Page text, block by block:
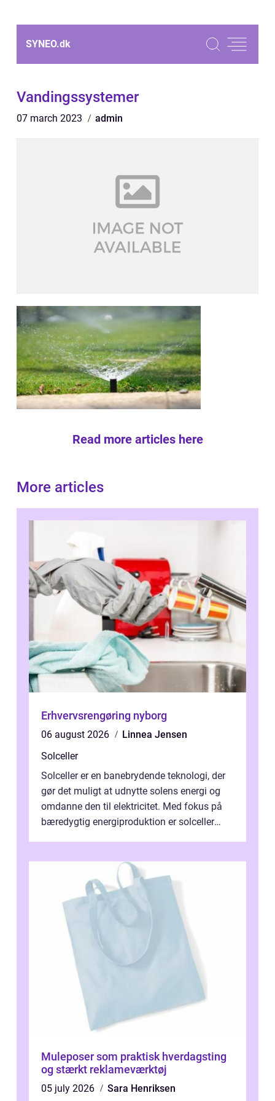
SYNEO.dk
Vandingssystemer
07 march 2023 admin
Read more articles here
More articles
Erhvervsrengøring nyborg
06 august 2026
Linnea Jensen
Solceller
Solceller er en banebrydende teknologi, der
gør det muligt at udnytte solens energi og
omdanne den til elektricitet. Med fokus på
bæredygtig energiproduktion er solceller
Muleposer som praktisk hverdagsting
og stærkt reklameværktøj
05 july 2026 Sara Henriksen